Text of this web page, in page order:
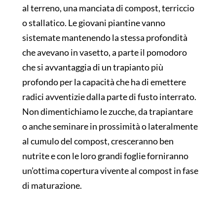
al terreno, una manciata di compost, terriccio
o stallatico. Le giovani piantine vanno
sistemate mantenendo la stessa profondità
che avevano in vasetto, a parte il pomodoro
che si avvantaggia di un trapianto più
profondo per la capacità che ha di emettere
radici avventizie dalla parte di fusto interrato.
Non dimentichiamo le zucche, da trapiantare
o anche seminare in prossimità o lateralmente
al cumulo del compost, cresceranno ben
nutrite e con le loro grandi foglie forniranno
un’ottima copertura vivente al compost in fase
di maturazione.